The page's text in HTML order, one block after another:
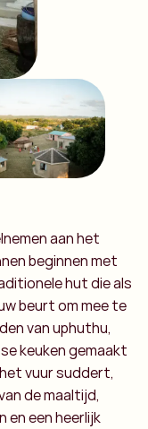
aan het
beginnen met
hut die als
beurt om mee te
van uphuthu,
keuken gemaakt
vuur suddert,
de maaltijd,
en een heerlijk